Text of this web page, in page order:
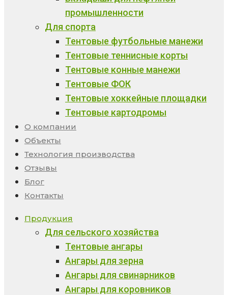
промышленности
Для спорта
Тентовые футбольные манежи
Тентовые теннисные корты
Тентовые конные манежи
Тентовые ФОК
Тентовые хоккейные площадки
Тентовые картодромы
О компании
Объекты
Технология производства
Отзывы
Блог
Контакты
Продукция
Для сельского хозяйства
Тентовые ангары
Ангары для зерна
Ангары для свинарников
Ангары для коровников